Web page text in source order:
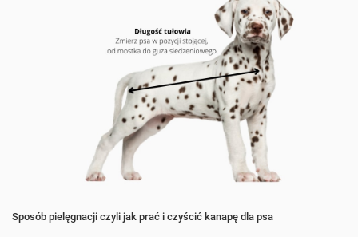
Sposób pielęgnacji czyli jak prać i czyścić kanapę dla psa